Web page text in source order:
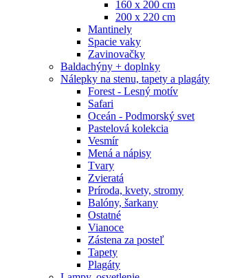
160 x 200 cm
200 x 220 cm
Mantinely
Spacie vaky
Zavinovačky
Baldachýny + doplnky
Nálepky na stenu, tapety a plagáty
Forest - Lesný motív
Safari
Oceán - Podmorský svet
Pastelová kolekcia
Vesmír
Mená a nápisy
Tvary
Zvieratá
Príroda, kvety, stromy
Balóny, šarkany
Ostatné
Vianoce
Zástena za posteľ
Tapety
Plagáty